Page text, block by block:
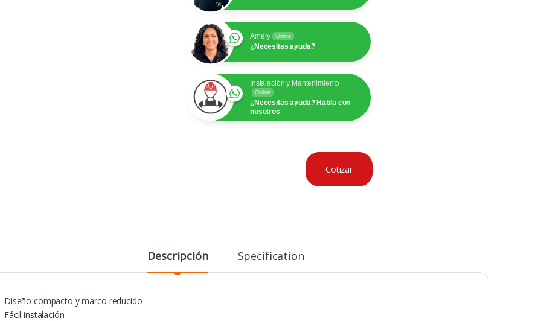
Amery Online
¿Necesitas ayuda?
Instalación y Mantenimiento
Online
¿Necesitas ayuda? Habla con
nosotros
Cotizar
Descripción Specification
Diseño compacto y marco reducido
Fácil instalación